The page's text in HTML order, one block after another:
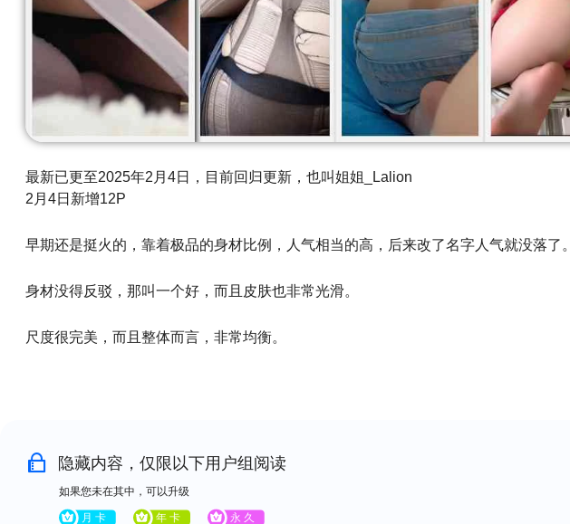
最新已更至2025年2月4日，目前回归更新，也叫姐姐_Lalion
2月4日新增12P
早期还是挺火的，靠着极品的身材比例，人气相当的高，后来改了名字人气就没落了。
身材没得反驳，那叫一个好，而且皮肤也非常光滑。
尺度很完美，而且整体而言，非常均衡。
隐藏内容，仅限以下用户组阅读
如果您未在其中，可以升级